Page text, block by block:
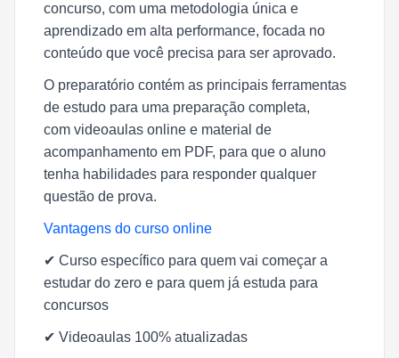
concurso, com uma metodologia única e
aprendizado em alta performance, focada no
conteúdo que você precisa para ser aprovado.
O preparatório contém as principais ferramentas
de estudo para uma preparação completa,
com videoaulas online e material de
acompanhamento em PDF, para que o aluno
tenha habilidades para responder qualquer
questão de prova.
Vantagens do curso online
✔ Curso específico para quem vai começar a
estudar do zero e para quem já estuda para
concursos
✔ Videoaulas 100% atualizadas